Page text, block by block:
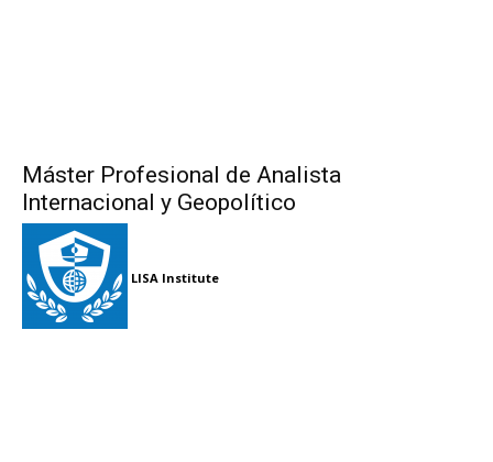
Máster Profesional de Analista
Internacional y Geopolítico
LISA Institute